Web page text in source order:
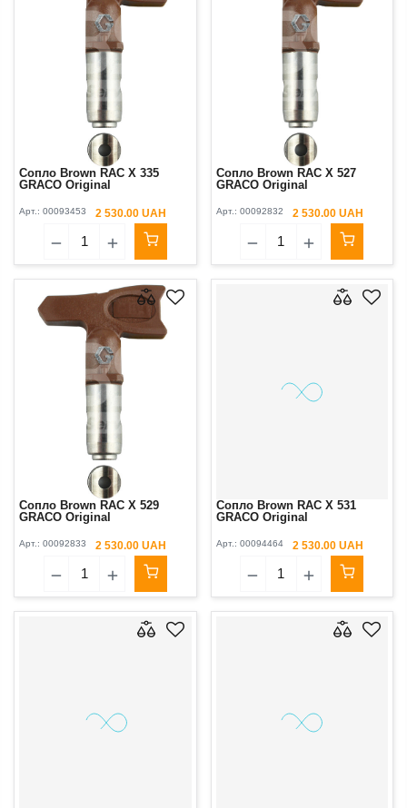
Сопло Brown RAC X 335
GRACO Original
Арт.: 00093453 2 530.00 UAH
Сопло Brown RAC X 527
GRACO Original
Арт.: 00092832 2 530.00 UAH
Сопло Brown RAC X 529
GRACO Original
Арт.: 00092833 2 530.00 UAH
Сопло Brown RAC X 531
GRACO Original
Арт.: 00094464 2 530.00 UAH